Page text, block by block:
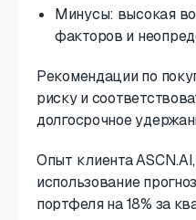
Минусы: высокая
факторов и
Рекомендации по
риску и
долгосрочное
Опыт клиента
использование
портфеля на 18% за